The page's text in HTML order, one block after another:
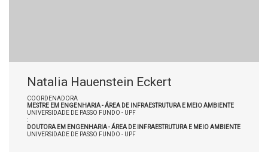
Natalia Hauenstein Eckert
COORDENADORA
MESTRE EM ENGENHARIA - ÁREA DE INFRAESTRUTURA E MEIO AMBIENTE
UNIVERSIDADE DE PASSO FUNDO - UPF
:
DOUTORA EM ENGENHARIA - ÁREA DE INFRAESTRUTURA E MEIO AMBIENTE
UNIVERSIDADE DE PASSO FUNDO - UPF